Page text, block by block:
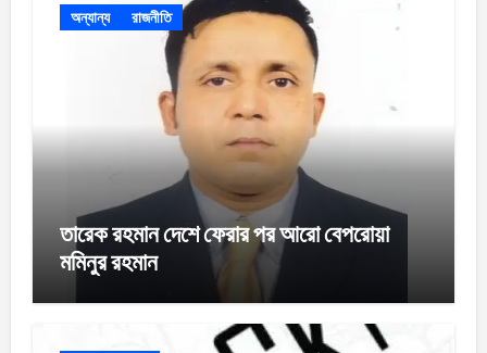
অন্যান্য রাজনীতি
তারেক রহমান দেশে ফেরার পর আরো বেপরোয়া
মমিনুর রহমান